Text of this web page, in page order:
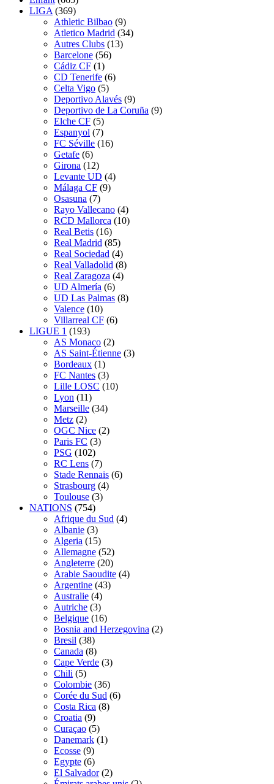
LIGA (369)
Athletic Bilbao (9)
Atletico Madrid (34)
Autres Clubs (13)
Barcelone (56)
Cádiz CF (1)
CD Tenerife (6)
Celta Vigo (5)
Deportivo Alavés (9)
Deportivo de La Coruña (9)
Elche CF (5)
Espanyol (7)
FC Séville (16)
Getafe (6)
Girona (12)
Levante UD (4)
Málaga CF (9)
Osasuna (7)
Rayo Vallecano (4)
RCD Mallorca (10)
Real Betis (16)
Real Madrid (85)
Real Sociedad (4)
Real Valladolid (8)
Real Zaragoza (4)
UD Almería (6)
UD Las Palmas (8)
Valence (10)
Villarreal CF (6)
LIGUE 1 (193)
AS Monaco (2)
AS Saint-Étienne (3)
Bordeaux (1)
FC Nantes (3)
Lille LOSC (10)
Lyon (11)
Marseille (34)
Metz (2)
OGC Nice (2)
Paris FC (3)
PSG (102)
RC Lens (7)
Stade Rennais (6)
Strasbourg (4)
Toulouse (3)
NATIONS (754)
Afrique du Sud (4)
Albanie (3)
Algeria (15)
Allemagne (52)
Angleterre (20)
Arabie Saoudite (4)
Argentine (43)
Australie (4)
Autriche (3)
Belgique (16)
Bosnia and Herzegovina (2)
Bresil (38)
Canada (8)
Cape Verde (3)
Chili (5)
Colombie (36)
Corée du Sud (6)
Costa Rica (8)
Croatia (9)
Curaçao (5)
Danemark (1)
Ecosse (9)
Egypte (6)
El Salvador (2)